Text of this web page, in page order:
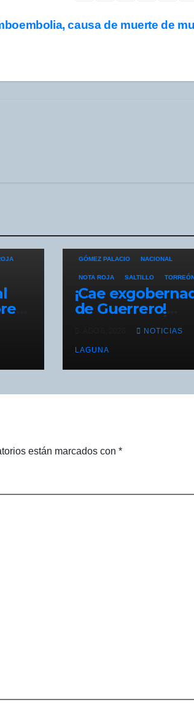
causa de muerte de
GÓMEZ PALACIO NACIONAL
NOTA ROJA SALTILLO
¡Cae
de Guerrero!
Detienen a Ángel
Aguirre por el
Ayotzinapa
NOTICIAS
LAGUNA
están marcados con *